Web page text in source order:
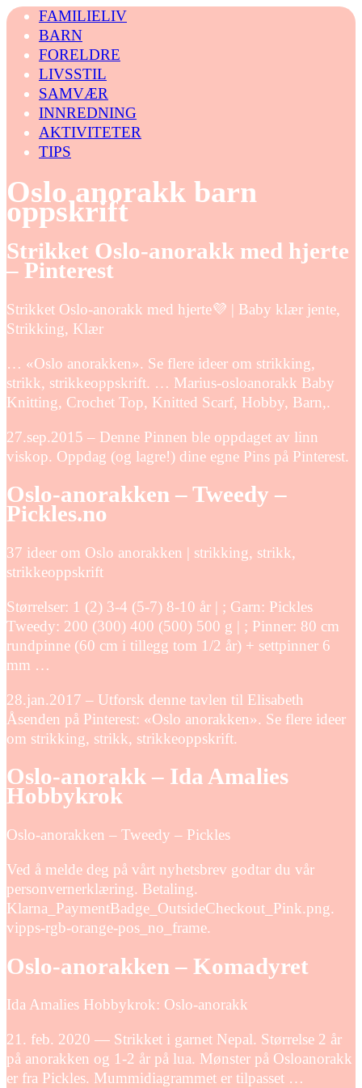
FAMILIELIV
BARN
FORELDRE
LIVSSTIL
SAMVÆR
INNREDNING
AKTIVITETER
TIPS
Oslo anorakk barn
oppskrift
Strikket Oslo-anorakk med hjerte
– Pinterest
Strikket Oslo-anorakk med hjerte💜 | Baby klær jente,
Strikking, Klær
… «Oslo anorakken». Se flere ideer om strikking,
strikk, strikkeoppskrift. … Marius-osloanorakk Baby
Knitting, Crochet Top, Knitted Scarf, Hobby, Barn,.
27.sep.2015 – Denne Pinnen ble oppdaget av linn
viskop. Oppdag (og lagre!) dine egne Pins på Pinterest.
Oslo-anorakken – Tweedy –
Pickles.no
37 ideer om Oslo anorakken | strikking, strikk,
strikkeoppskrift
Størrelser: 1 (2) 3-4 (5-7) 8-10 år | ; Garn: Pickles
Tweedy: 200 (300) 400 (500) 500 g | ; Pinner: 80 cm
rundpinne (60 cm i tillegg tom 1/2 år) + settpinner 6
mm …
28.jan.2017 – Utforsk denne tavlen til Elisabeth
Åsenden på Pinterest: «Oslo anorakken». Se flere ideer
om strikking, strikk, strikkeoppskrift.
Oslo-anorakk – Ida Amalies
Hobbykrok
Oslo-anorakken – Tweedy – Pickles
Ved å melde deg på vårt nyhetsbrev godtar du vår
personvernerklæring. Betaling.
Klarna_PaymentBadge_OutsideCheckout_Pink.png.
vipps-rgb-orange-pos_no_frame.
Oslo-anorakken – Komadyret
Ida Amalies Hobbykrok: Oslo-anorakk
21. feb. 2020 — Strikket i garnet Nepal. Størrelse 2 år
på anorakken og 1-2 år på lua. Mønster på Osloanorakk
er fra Pickles. Mummidiagrammet er tilpasset …